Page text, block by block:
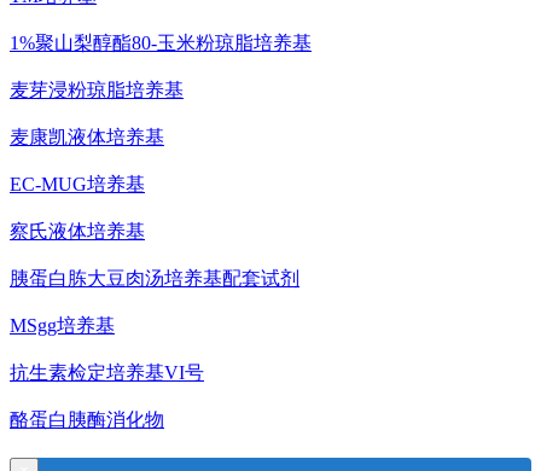
1%聚山梨醇酯80-玉米粉琼脂培养基
麦芽浸粉琼脂培养基
麦康凯液体培养基
EC-MUG培养基
察氏液体培养基
胰蛋白胨大豆肉汤培养基配套试剂
MSgg培养基
抗生素检定培养基VI号
酪蛋白胰酶消化物